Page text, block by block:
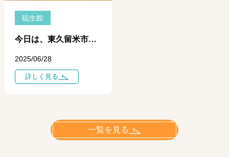
聡生館
今日は、東久留米市の前沢幼稚園でロボット教室の体験会をやってきました。
2025/06/28
詳しく見る
一覧を見る